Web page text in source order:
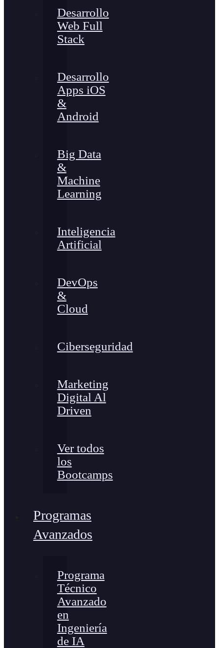
Desarrollo
Web Full
Stack
Desarrollo
Apps iOS
&
Android
Big Data
&
Machine
Learning
Inteligencia
Artificial
DevOps
&
Cloud
Ciberseguridad
Marketing
Digital Al
Driven
Ver todos
los
Bootcamps
Programas
Avanzados
Programa
Técnico
Avanzado
en
Ingeniería
de IA